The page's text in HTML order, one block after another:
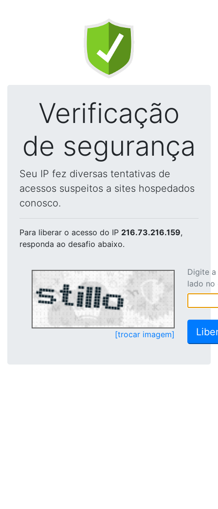
Verificação
de segurança
Seu IP fez diversas tentativas de
acessos suspeitos a sites hospedados
conosco.
Para liberar o acesso do IP 216.73.216.159,
responda ao desafio abaixo.
[trocar imagem]
Digite
lado no